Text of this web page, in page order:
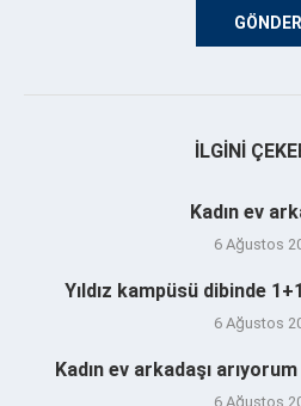
İLGINI
Kadın ev
6 Ağustos
Yıldız kampüsü dibinde
6 Ağustos
Kadın ev arkadaşı
6 Ağustos